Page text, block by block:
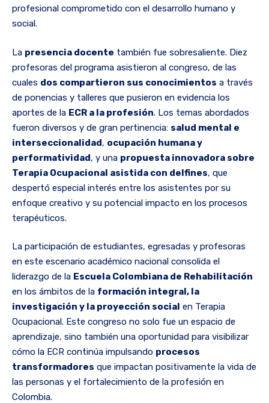
profesional comprometido con el desarrollo humano y
social.
La presencia docente también fue sobresaliente. Diez
profesoras del programa asistieron al congreso, de las
cuales dos compartieron sus conocimientos a través
de ponencias y talleres que pusieron en evidencia los
aportes de la ECR a la profesión. Los temas abordados
fueron diversos y de gran pertinencia: salud mental e
interseccionalidad, ocupación humana y
performatividad, y una propuesta innovadora sobre
Terapia Ocupacional asistida con delfines, que
despertó especial interés entre los asistentes por su
enfoque creativo y su potencial impacto en los procesos
terapéuticos.
La participación de estudiantes, egresadas y profesoras
en este escenario académico nacional consolida el
liderazgo de la Escuela Colombiana de Rehabilitación
en los ámbitos de la formación integral, la
investigación y la proyección social en Terapia
Ocupacional. Este congreso no solo fue un espacio de
aprendizaje, sino también una oportunidad para visibilizar
cómo la ECR continúa impulsando procesos
transformadores que impactan positivamente la vida de
las personas y el fortalecimiento de la profesión en
Colombia.